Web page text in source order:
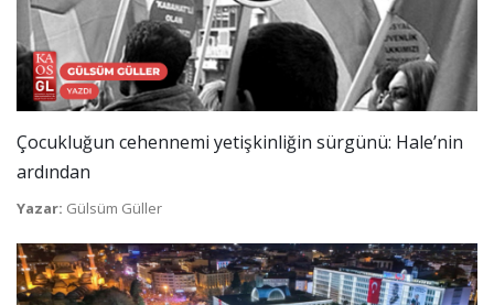
Çocukluğun cehennemi yetişkinliğin sürgünü: Hale’nin
ardından
Yazar: Gülsüm Güller